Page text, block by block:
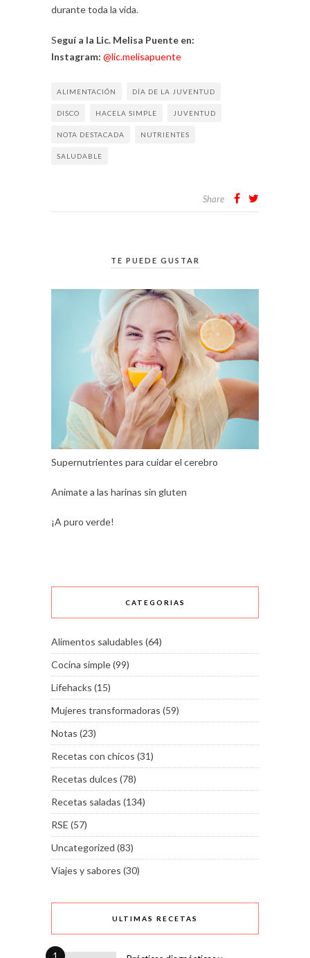
durante toda la vida.
Seguí a la Lic. Melisa Puente en:
Instagram: @lic.melisapuente
ALIMENTACIÓN DÍA DE LA JUVENTUD
DISCO HACELA SIMPLE JUVENTUD
NOTA DESTACADA NUTRIENTES
SALUDABLE
Share
TE PUEDE GUSTAR
Supernutrientes para cuidar el cerebro
Animate a las harinas sin gluten
¡A puro verde!
CATEGORIAS
Alimentos saludables (64)
Cocina simple(99)
Lifehacks (15)
Mujeres transformadoras (59)
Notas (23)
Recetas con chicos (31)
Recetas dulces (78)
Recetas saladas (134)
RSE (57)
Uncategorized (83)
Viajes y sabores (30)
ULTIMAS RECETAS
1